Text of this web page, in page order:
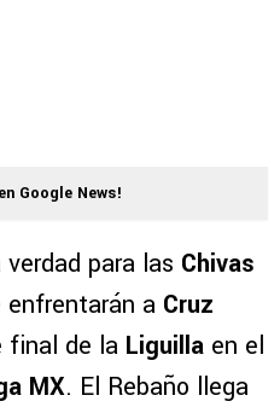
Google News!
para las Chivas
enfrentarán a Cruz
final de la Liguilla en el
MX. El Rebaño llega